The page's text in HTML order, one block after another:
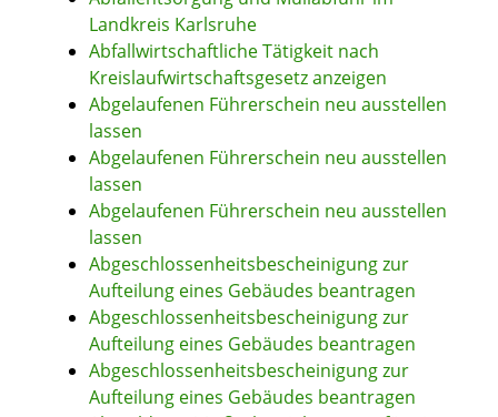
Landkreis Karlsruhe
Abfallwirtschaftliche Tätigkeit nach
Kreislaufwirtschaftsgesetz anzeigen
Abgelaufenen Führerschein neu ausstellen
lassen
Abgelaufenen Führerschein neu ausstellen
lassen
Abgelaufenen Führerschein neu ausstellen
lassen
Abgeschlossenheitsbescheinigung zur
Aufteilung eines Gebäudes beantragen
Abgeschlossenheitsbescheinigung zur
Aufteilung eines Gebäudes beantragen
Abgeschlossenheitsbescheinigung zur
Aufteilung eines Gebäudes beantragen